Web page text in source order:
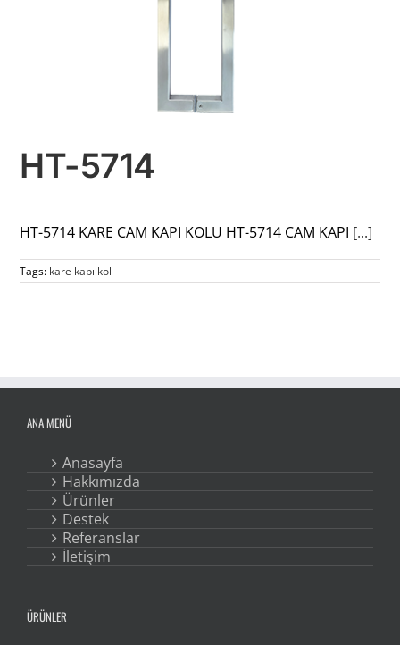
HT-5714
HT-5714 KARE CAM KAPI KOLU HT-5714 CAM KAPI [...]
Tags: kare kapı kol
ANA MENÜ
Anasayfa
Hakkımızda
Ürünler
Destek
Referanslar
İletişim
ÜRÜNLER